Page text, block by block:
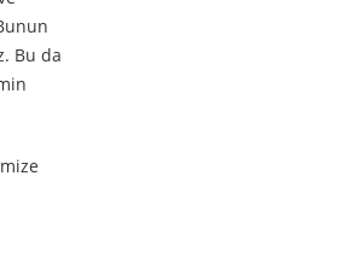
Bu da